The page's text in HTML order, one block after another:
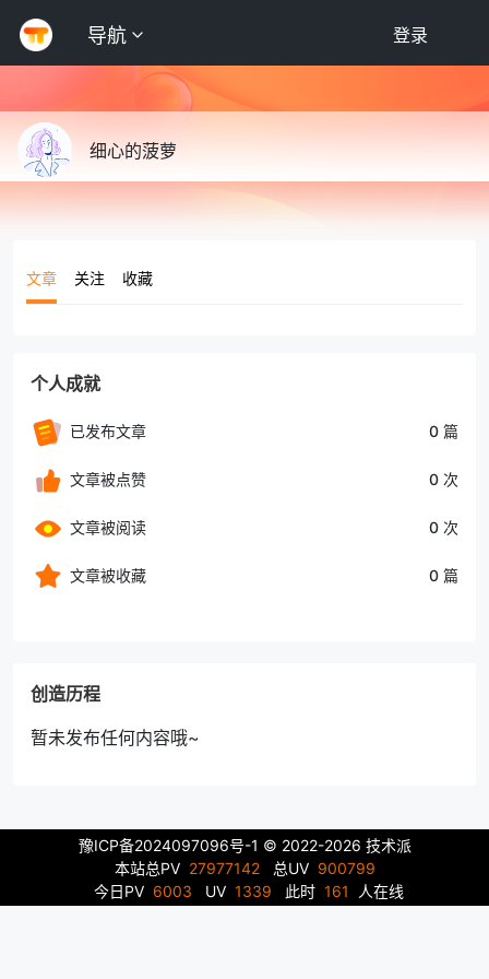
导航 登录
细心的菠萝
文章 关注 收藏
个人成就
已发布文章 0 篇
文章被点赞 0 次
文章被阅读 0 次
文章被收藏 0 篇
创造历程
暂未发布任何内容哦~
豫ICP备2024097096号-1 © 2022-2026 技术派
本站总PV 27977142总UV 900799
今日PV 6003 UV 1339 此时 161 人在线